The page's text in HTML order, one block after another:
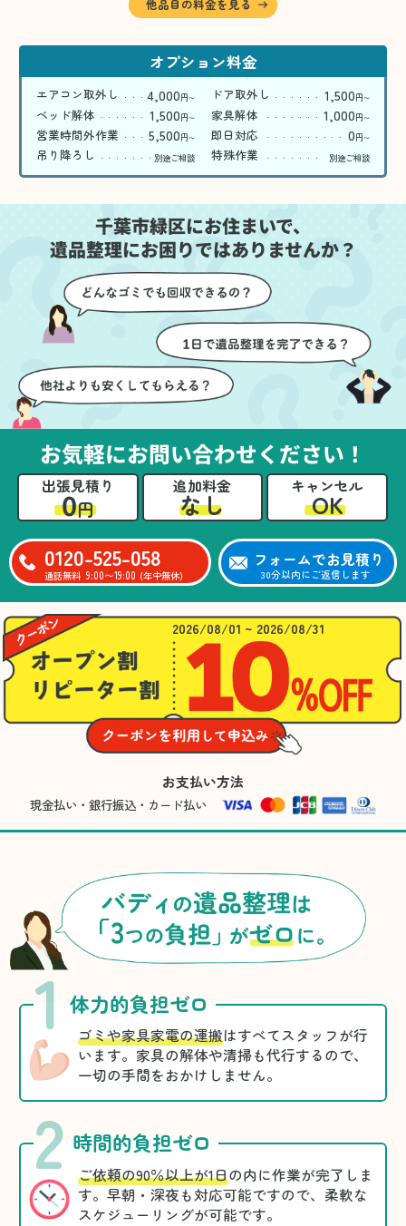
他品目の料金を見る
オプション料金
エアコン取外し 4,000円〜 ドア取外し 1,500円〜
ベッド解体 1,500円〜 家具解体 1,000円〜
営業時間外作業 5,500円〜 即日対応 0円〜
吊り降ろし 別途ご相談 特殊作業 別途ご相談
千葉市緑区にお住まいで、
遺品整理にお困りではありませんか？
お気軽にお問い合わせください！
出張見積り
0円
追加料金
なし
キャンセル
OK
0120-525-058
通話無料 9:00〜19:00 (年中無休)
フォームでお見積り
30分以内にご返信します
2026/08/01 ~ 2026/08/31
お支払い方法
現金払い・銀行振込・カード払い
1 体力的負担ゼロ
ゴミや家具家電の運搬はすべてスタッフが行
います。家具の解体や清掃も代行するので、
一切の手間をおかけしません。
2 時間的負担ゼロ
ご依頼の90％以上が1日の内に作業が完了しま
す。早朝・深夜も対応可能ですので、柔軟な
スケジューリングが可能です。